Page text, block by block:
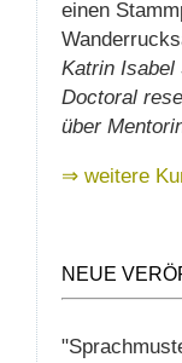
einen
Katrin Isabel
Doctoral
über
⇒ weitere
NEUE